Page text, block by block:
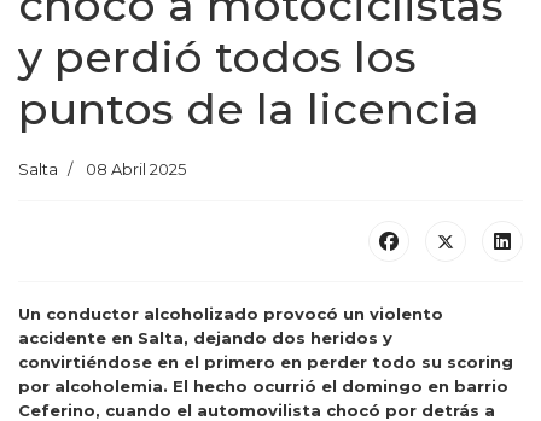
y perdió todos los
puntos de la licencia
Salta 08 Abril 2025
Un conductor alcoholizado provocó un violento
accidente en Salta, dejando dos heridos y
convirtiéndose en el primero en perder todo su scoring
por alcoholemia. El hecho ocurrió el domingo en barrio
Ceferino, cuando el automovilista chocó por detrás a